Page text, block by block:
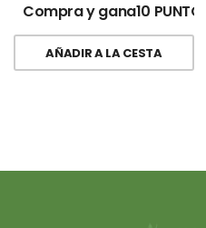
Compra y gana10 PUNTOS!
AÑADIR A LA CESTA